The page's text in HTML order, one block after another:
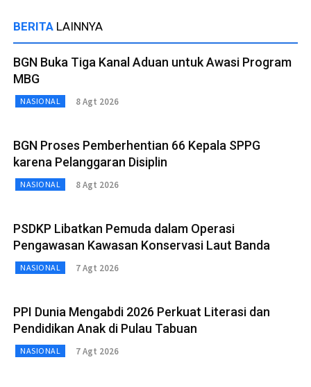
BERITA LAINNYA
BGN Buka Tiga Kanal Aduan untuk Awasi Program
MBG
NASIONAL 8 Agt 2026
BGN Proses Pemberhentian 66 Kepala SPPG
karena Pelanggaran Disiplin
NASIONAL 8 Agt 2026
PSDKP Libatkan Pemuda dalam Operasi
Pengawasan Kawasan Konservasi Laut Banda
NASIONAL 7 Agt 2026
PPI Dunia Mengabdi 2026 Perkuat Literasi dan
Pendidikan Anak di Pulau Tabuan
NASIONAL 7 Agt 2026